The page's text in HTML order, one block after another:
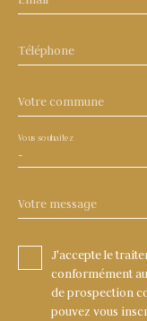
Téléphone
Votre commune
-
Vous souhaitez
Votre message
J'accepte le
conformément
de prospection
pouvez vous